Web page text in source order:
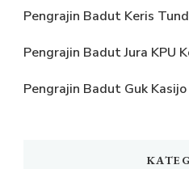
Pengrajin Badut Keris
Pengrajin Badut Jura KPU
Pengrajin Badut Guk